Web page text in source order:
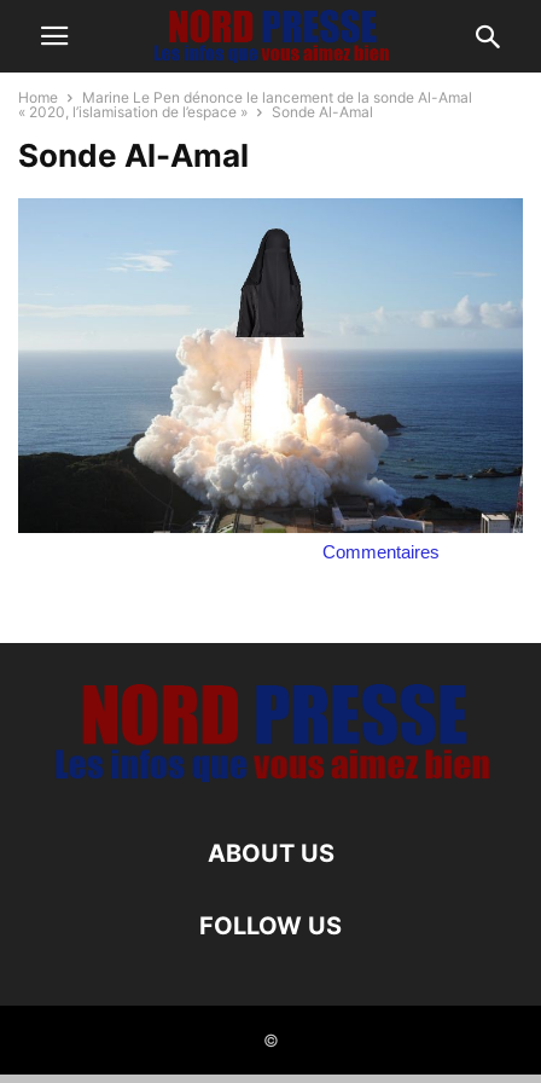
Home
Marine Le Pen dénonce le lancement de la sonde Al-Amal
« 2020, l’islamisation de l’espace »
Sonde Al-Amal
Sonde Al-Amal
Commentaires
ABOUT US
FOLLOW US
©